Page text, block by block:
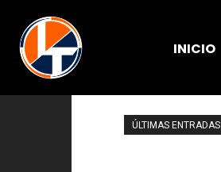
INICIO
ÚLTIMAS ENTRADAS